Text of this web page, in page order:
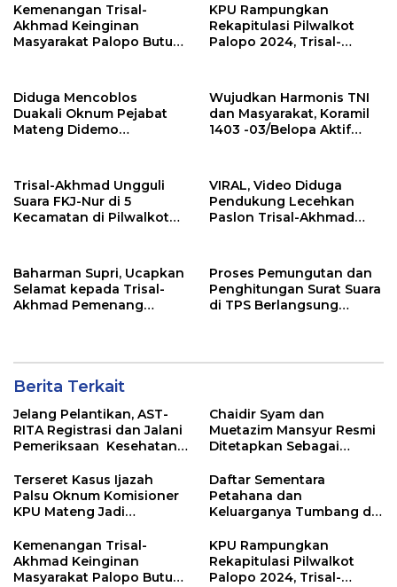
Kemenangan Trisal-
Akhmad Keinginan
Masyarakat Palopo Butuh
KPU Rampungkan
Rekapitulasi Pilwalkot
Palopo 2024, Trisal-
Diduga Mencoblos
Duakali Oknum Pejabat
Mateng Didemo
Wujudkan Harmonis TNI
dan Masyarakat, Koramil
1403 -03/Belopa Aktif
Trisal-Akhmad Ungguli
Suara FKJ-Nur di 5
Kecamatan di Pilwalkot
VIRAL, Video Diduga
Pendukung Lecehkan
Paslon Trisal-Akhmad
Baharman Supri, Ucapkan
Selamat kepada Trisal-
Akhmad Pemenang
Proses Pemungutan dan
Penghitungan Surat Suara
di TPS Berlangsung
Berita Terkait
Jelang Pelantikan, AST-
RITA Registrasi dan Jalani
Pemeriksaan Kesehatan
Chaidir Syam dan
Muetazim Mansyur Resmi
Ditetapkan Sebagai
Maros Terpilih Oleh KPU
Terseret Kasus Ijazah
Palsu Oknum Komisioner
KPU Mateng Jadi
Daftar Sementara
Petahana dan
Keluarganya Tumbang di
Kemenangan Trisal-
Akhmad Keinginan
Masyarakat Palopo Butuh
KPU Rampungkan
Rekapitulasi Pilwalkot
Palopo 2024, Trisal-